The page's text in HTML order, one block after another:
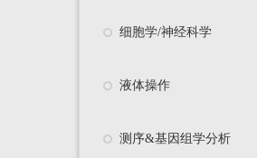
细胞学/神经科学
液体操作
测序&基因组学分析